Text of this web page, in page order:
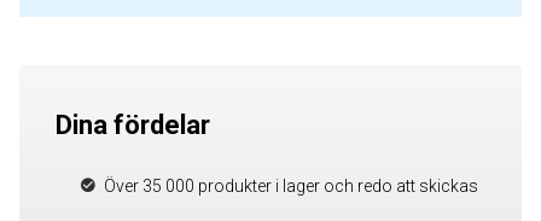
Dina fördelar
Över 35 000 produkter i lager och redo att skickas